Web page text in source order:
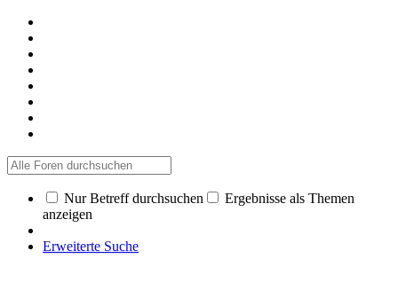
Nur Betreff durchsuchen
Ergebnisse als Themen
anzeigen
Erweiterte Suche